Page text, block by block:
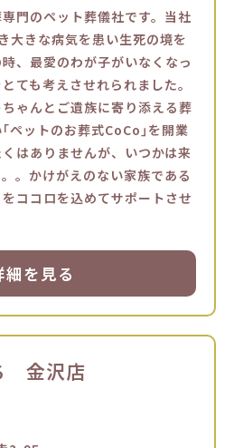
門のペット葬儀社です。当社
大きな病気を患い生死の境を
、最愛のわが子がいなくなっ
ても考えさせれられました。
ゃんとご遺族に寄り添える葬
ペットのお葬式CoCo｣を開業
はありませんが、いつかは来
。かけがえのない家族である
ココロを込めてサポートさせ
細を見る
金沢店